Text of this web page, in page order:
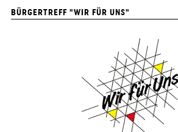
BÜRGERTREFF "WIR FÜR UNS"